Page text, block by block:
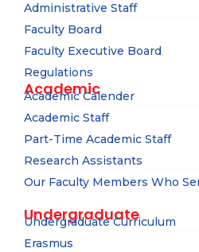
Administrative Staff
Faculty Board
Faculty Executive Board
Regulations
Academic
Academic Calender
Academic Staff
Part-Time Academic Staff
Research Assistants
Our Faculty Members Who
Undergraduate
Undergraduate Curriculum
Erasmus